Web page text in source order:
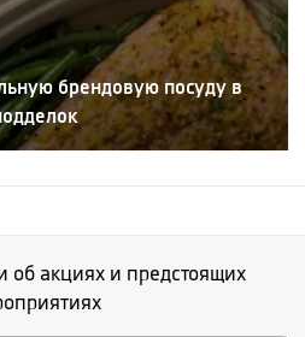
брендовую посуду в
об акциях и предстоящих